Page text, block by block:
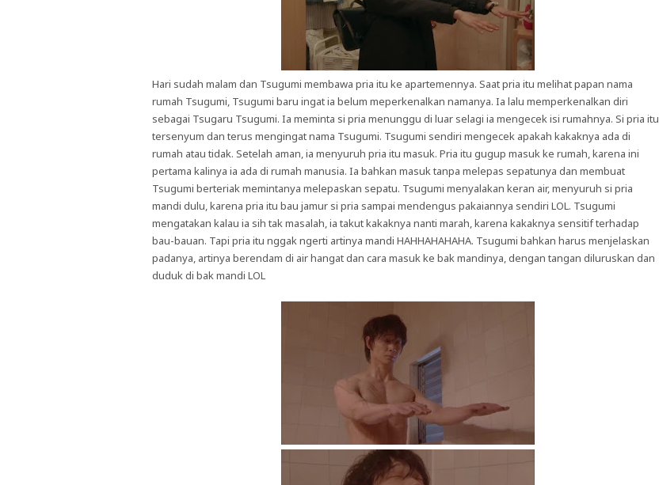
Hari sudah malam dan Tsugumi membawa pria itu ke apartemennya. Saat pria itu melihat papan nama
rumah Tsugumi, Tsugumi baru ingat ia belum meperkenalkan namanya. Ia lalu memperkenalkan diri
sebagai Tsugaru Tsugumi. Ia meminta si pria menunggu di luar selagi ia mengecek isi rumahnya. Si pria itu
tersenyum dan terus mengingat nama Tsugumi. Tsugumi sendiri mengecek apakah kakaknya ada di
rumah atau tidak. Setelah aman, ia menyuruh pria itu masuk. Pria itu gugup masuk ke rumah, karena ini
pertama kalinya ia ada di rumah manusia. Ia bahkan masuk tanpa melepas sepatunya dan membuat
Tsugumi berteriak memintanya melepaskan sepatu. Tsugumi menyalakan keran air, menyuruh si pria
mandi dulu, karena pria itu bau jamur si pria sampai mendengus pakaiannya sendiri LOL. Tsugumi
mengatakan kalau ia sih tak masalah, ia takut kakaknya nanti marah, karena kakaknya sensitif terhadap
bau-bauan. Tapi pria itu nggak ngerti artinya mandi HAHHAHAHAHA. Tsugumi bahkan harus menjelaskan
padanya, artinya berendam di air hangat dan cara masuk ke bak mandinya, dengan tangan diluruskan dan
duduk di bak mandi LOL